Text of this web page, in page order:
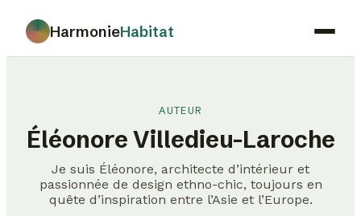
HarmonieHabitat
Jardinage
Immobilier
Gastronomie
AUTEUR
Éléonore Villedieu-Laroche
Je suis Éléonore, architecte d’intérieur et
passionnée de design ethno-chic, toujours en
quête d’inspiration entre l’Asie et l’Europe.